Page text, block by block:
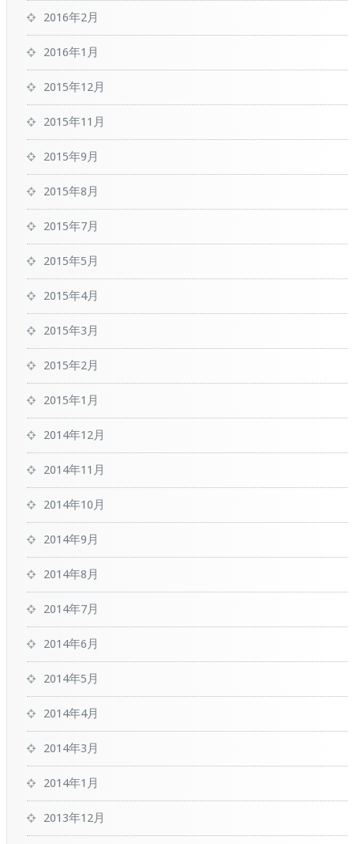
2016年2月
2016年1月
2015年12月
2015年11月
2015年9月
2015年8月
2015年7月
2015年5月
2015年4月
2015年3月
2015年2月
2015年1月
2014年12月
2014年11月
2014年10月
2014年9月
2014年8月
2014年7月
2014年6月
2014年5月
2014年4月
2014年3月
2014年1月
2013年12月